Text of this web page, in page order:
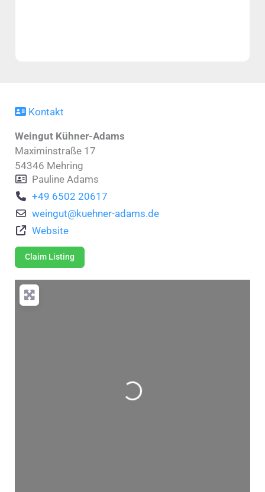
Kontakt
Weingut Kühner-Adams
Maximinstraße 17
54346 Mehring
Pauline Adams
+49 6502 20617
weingut@kuehner-adams.de
Website
Claim Listing